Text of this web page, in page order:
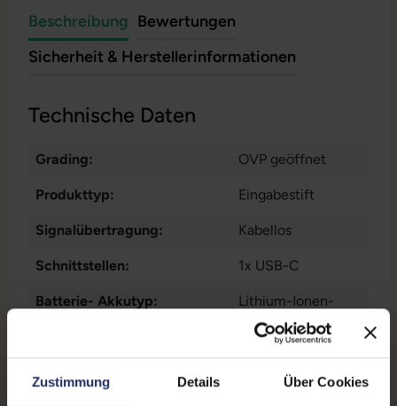
Zustimmung Details Über Cookies
Beschreibung Bewertungen
Sicherheit & Herstellerinformationen
Technische Daten
Grading: OVP geöffnet
Produkttyp: Eingabestift
Signalübertragung: Kabellos
Schnittstellen: 1x USB-C
Batterie- Akkutyp:
Lithium-Ionen-
Akku
Funktionstasten: 2